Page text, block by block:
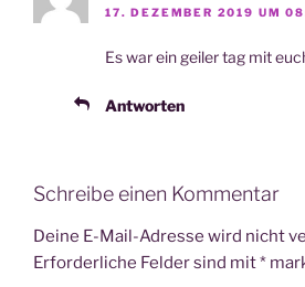
17. DEZEMBER 2019 UM
Es war ein gei­ler tag mit
Antworten
Schreibe einen Kommentar
Deine E-Mail-Adresse wird nicht
Erforderliche Felder sind mit*